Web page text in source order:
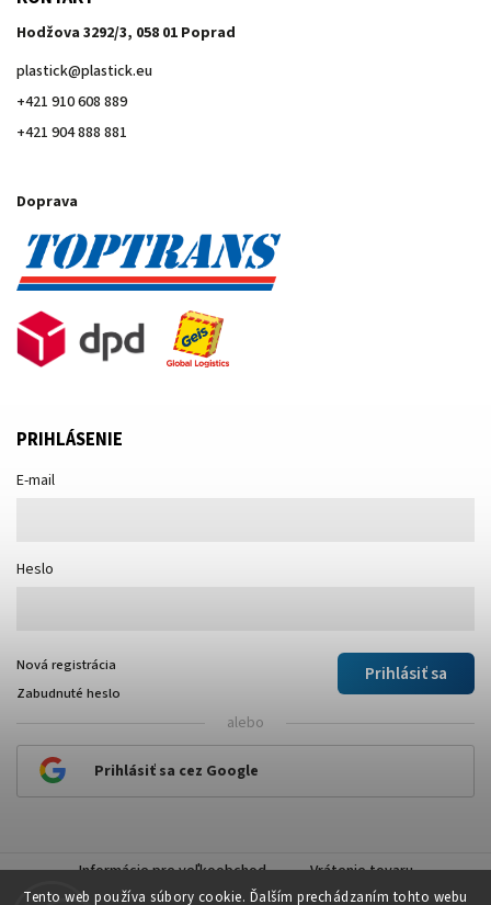
Tento web používa súbory cookie. Ďalším prechádzaním tohto webu
Hodžova 3292/3, 058 01 Poprad
plastick@plastick.eu
+421 910 608 889
+421 904 888 881
Doprava
PRIHLÁSENIE
E-mail
Heslo
Prihlásiť sa
Nová registrácia
Zabudnuté heslo
alebo
Prihlásiť sa cez Google
Informácie pre veľkoobchod Vrátenie tovaru